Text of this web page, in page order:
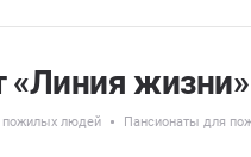
«Линия
пожилых людей Пансионаты для